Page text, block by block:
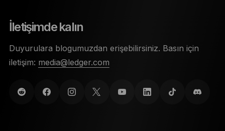
İletişimde kalın
Duyurulara blogumuzdan erişebilirsiniz. Basın için
iletişim: media@ledger.com